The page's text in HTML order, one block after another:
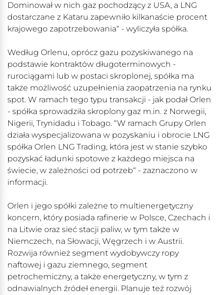
Dominował w nich gaz pochodzący z USA, a LNG
dostarczane z Kataru zapewniło kilkanaście procent
krajowego zapotrzebowania“ - wyliczyła spółka.
Według Orlenu, oprócz gazu pozyskiwanego na
podstawie kontraktów długoterminowych -
rurociągami lub w postaci skroplonej, spółka ma
także możliwość uzupełnienia zaopatrzenia na rynku
spot. W ramach tego typu transakcji - jak podał Orlen
- spółka sprowadziła skroplony gaz m.in. z Norwegii,
Nigerii, Trynidadu i Tobago. “W ramach Grupy Orlen
działa wyspecjalizowana w pozyskaniu i obrocie LNG
spółka Orlen LNG Trading, która jest w stanie szybko
pozyskać ładunki spotowe z każdego miejsca na
świecie, w zależności od potrzeb“ - zaznaczono w
informacji.
Orlen i jego spółki zależne to multienergetyczny
koncern, który posiada rafinerie w Polsce, Czechach i
na Litwie oraz sieć stacji paliw, w tym także w
Niemczech, na Słowacji, Węgrzech i w Austrii.
Rozwija również segment wydobywczy ropy
naftowej i gazu ziemnego, segment
petrochemiczny, a także energetyczny, w tym z
odnawialnych źródeł energii. Planuje też rozwój